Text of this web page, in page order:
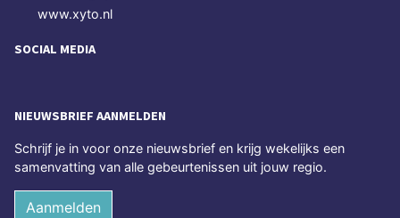
www.xyto.nl
SOCIAL MEDIA
NIEUWSBRIEF AANMELDEN
Schrijf je in voor onze nieuwsbrief en krijg wekelijks een
samenvatting van alle gebeurtenissen uit jouw regio.
Aanmelden